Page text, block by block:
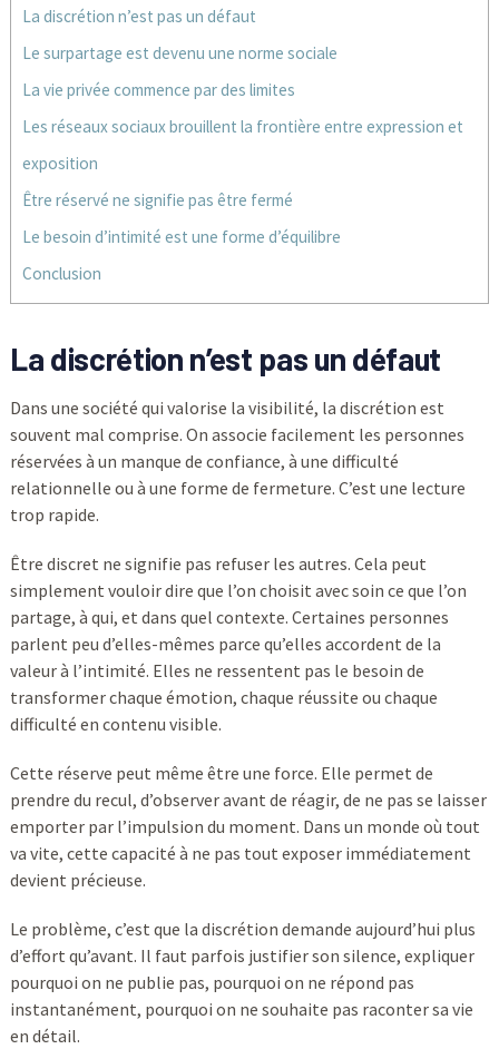
La discrétion n’est pas un défaut
Le surpartage est devenu une norme sociale
La vie privée commence par des limites
Les réseaux sociaux brouillent la frontière entre expression et
exposition
Être réservé ne signifie pas être fermé
Le besoin d’intimité est une forme d’équilibre
Conclusion
La discrétion n’est pas un défaut
Dans une société qui valorise la visibilité, la discrétion est
souvent mal comprise. On associe facilement les personnes
réservées à un manque de confiance, à une difficulté
relationnelle ou à une forme de fermeture. C’est une lecture
trop rapide.
Être discret ne signifie pas refuser les autres. Cela peut
simplement vouloir dire que l’on choisit avec soin ce que l’on
partage, à qui, et dans quel contexte. Certaines personnes
parlent peu d’elles-mêmes parce qu’elles accordent de la
valeur à l’intimité. Elles ne ressentent pas le besoin de
transformer chaque émotion, chaque réussite ou chaque
difficulté en contenu visible.
Cette réserve peut même être une force. Elle permet de
prendre du recul, d’observer avant de réagir, de ne pas se laisser
emporter par l’impulsion du moment. Dans un monde où tout
va vite, cette capacité à ne pas tout exposer immédiatement
devient précieuse.
Le problème, c’est que la discrétion demande aujourd’hui plus
d’effort qu’avant. Il faut parfois justifier son silence, expliquer
pourquoi on ne publie pas, pourquoi on ne répond pas
instantanément, pourquoi on ne souhaite pas raconter sa vie
en détail.